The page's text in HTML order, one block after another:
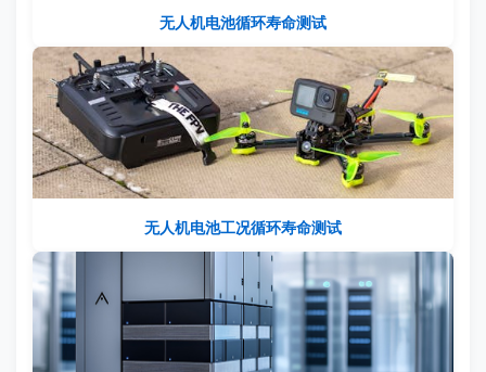
无人机电池循环寿命测试
无人机电池工况循环寿命测试